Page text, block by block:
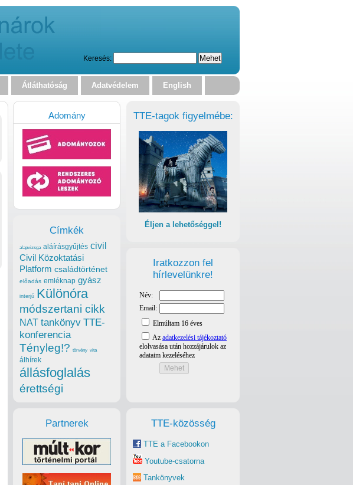
Keresés:
Átláthatóság Adatvédelem English
TTE-tagok figyelmébe:
Éljen a lehetőséggel!
Iratkozzon fel
hírlevelünkre!
TTE-közösség
TTE a Facebookon
Youtube-csatorna
Tankönyvek
Adomány
Címkék
alapvizsga aláírásgyűjtés civil
Civil Közoktatási
Platform családtörténet
előadás emléknap gyász
interjú Különóra
módszertani cikk
NAT tankönyv TTE-
konferencia
Tényleg!? törvény vita
álhírek
állásfoglalás
érettségi
Partnerek